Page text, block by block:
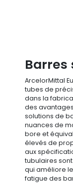
Barres
ArcelorMittal
tubes de
dans la
des
solutions de
nuances de
bore et
élevés de
aux
tubulaires
qui améliore
fatigue des